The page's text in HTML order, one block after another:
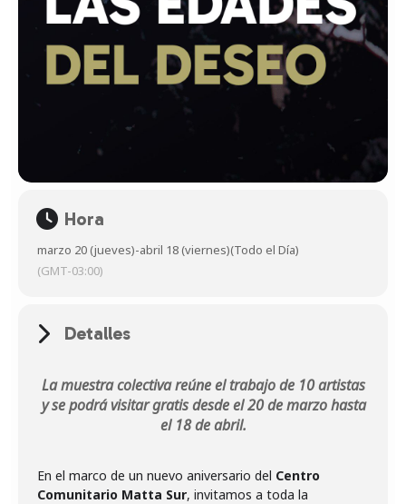
Hora
marzo 20 (jueves)-abril 18 (viernes)(Todo el Día)
(GMT-03:00)
Detalles
La muestra colectiva reúne el trabajo de 10 artistas
y se podrá visitar gratis desde el 20 de marzo hasta
el 18 de abril.
En el marco de un nuevo aniversario del Centro
Comunitario Matta Sur, invitamos a toda la